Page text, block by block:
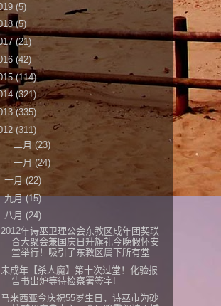
(5)
(5)
(21)
(42)
(114)
(321)
(335)
(311)
十二月 (23)
十一月 (24)
十月 (22)
九月(15)
八月 (24)
2012年诗巫卫理公会东教区成年团契联
合大聚会兼国庆日升旗礼今晚假怀安
堂举行！吸引了东教区属下所有堂...
未成年【杀人魔】第十次过堂！化验报
告书出炉等待检察署签字!
马来西亚今庆祝55岁生日，诗巫市为砂